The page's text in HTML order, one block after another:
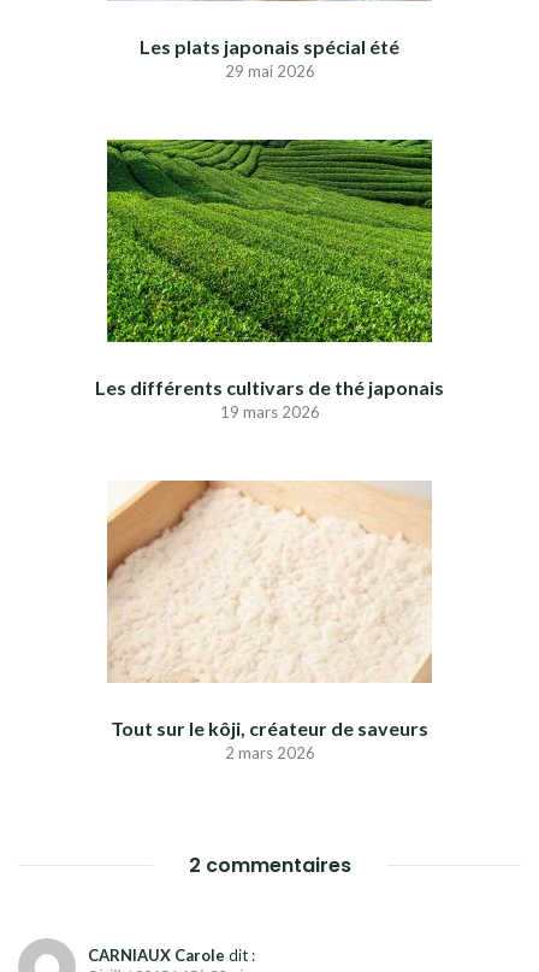
Les plats japonais spécial été
29 mai 2026
Les différents cultivars de thé japonais
19 mars 2026
Tout sur le kôji, créateur de saveurs
2 mars 2026
2 commentaires
CARNIAUX Carole dit :